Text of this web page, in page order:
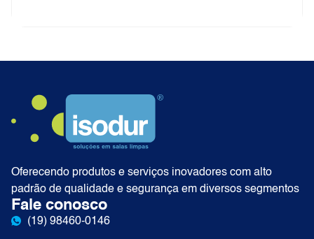
Oferecendo produtos e serviços inovadores com alto
padrão de qualidade e segurança em diversos segmentos
Fale conosco
(19) 98460-0146